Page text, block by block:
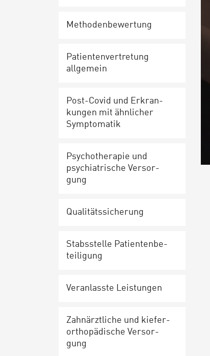
Me­tho­den­be­wer­tung
Pa­ti­en­ten­ver­tre­tung
allgemein
Post-Co­vid und Er­kran­
kun­gen mit ähnlicher
Sym­pto­ma­tik
Psy­cho­the­ra­pie und
psych­ia­tri­sche Ver­sor­
gung
Qua­li­täts­si­che­rung
Stabs­stel­le Pa­ti­en­ten­be­
tei­li­gung
Ver­an­lass­te Leis­tun­gen
Zahn­ärzt­li­che und kie­fer­
or­tho­pä­di­sche Ver­sor­
gung